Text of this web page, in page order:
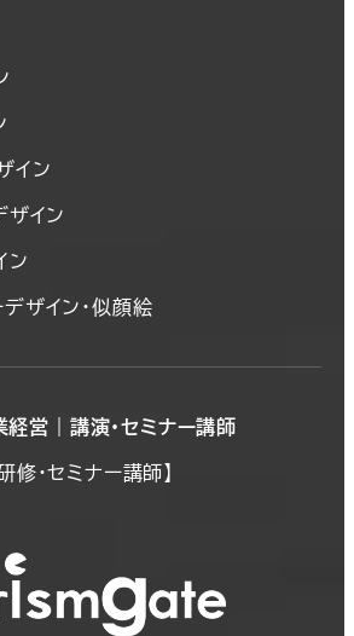
イン
ザイン
ン
ザイン・似顔絵
営｜講演・セミナー講師
修・セミナー講師】